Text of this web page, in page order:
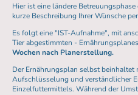
Hier ist eine ländere
kurze Beschreibung Ihrer Wünsche
Es folgt eine "IST-Aufnahme", mit
Tier abgestimmten -
Wochen nach Planerstellung.
Der Ernährungsplan selbst beinhaltet
Aufschlüsselung und verständlicher
Einzelfuttermittels. Während der